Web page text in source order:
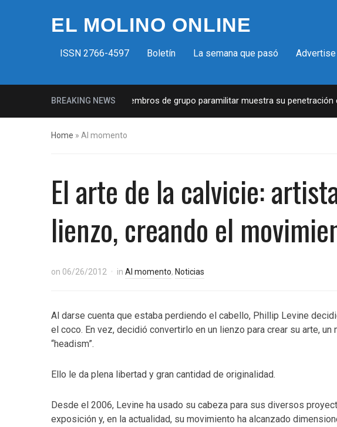
EL MOLINO ONLINE
ISSN 2766-4597 Boletín La semana que pasó Advertise
BREAKING NEWS
en EUA: Lista de miembros de grupo paramilitar muestra su penetración en
Home » Al momento
El arte de la calvicie:
lienzo, creando el
on 06/26/2012 in Al momento, Noticias
Al darse cuenta que estaba perdiendo el cabello, Phillip Levine
el coco. En vez, decidió convertirlo en un lienzo para crear su arte,
“headism”.
Ello le da plena libertad y gran cantidad de originalidad.
Desde el 2006, Levine ha usado su cabeza para sus diversos
exposición y, en la actualidad, su movimiento ha alcanzado